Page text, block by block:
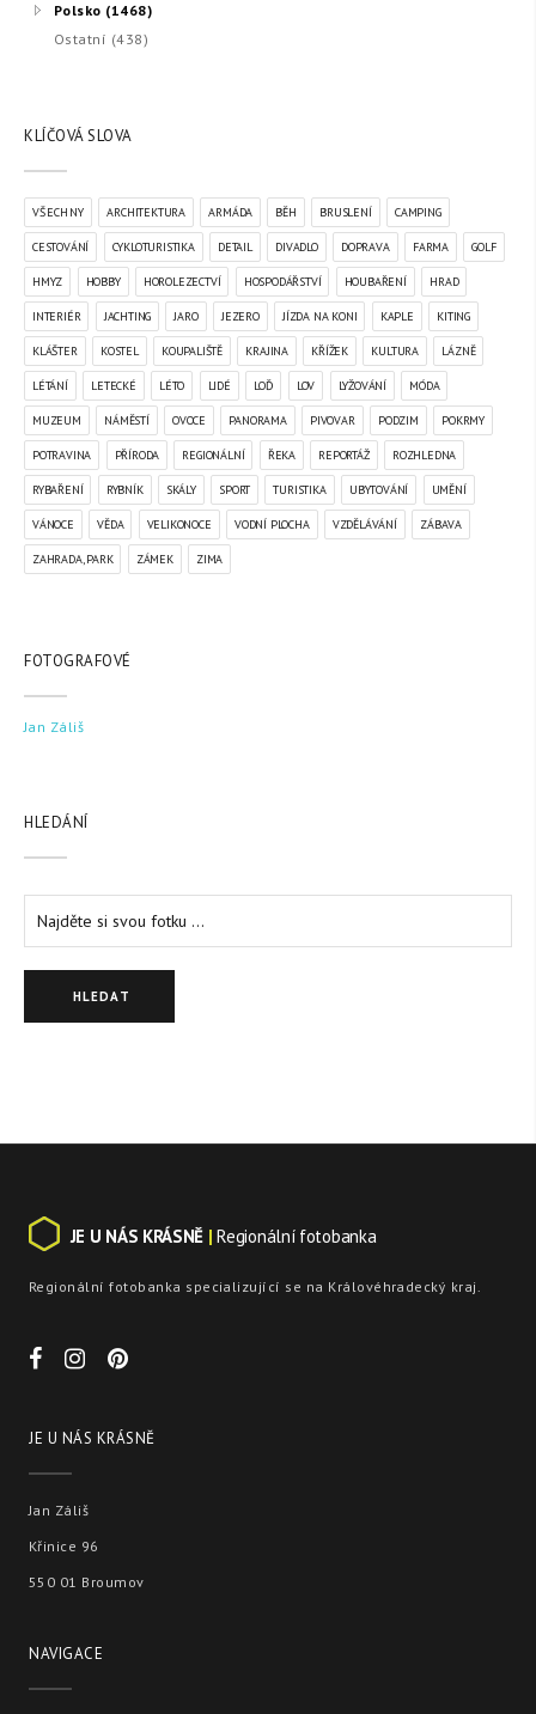
Polsko (1468)
Ostatní (438)
KLÍČOVÁ SLOVA
VŠECHNY ARCHITEKTURA ARMÁDA BĚH BRUSLENÍ CAMPING
CESTOVÁNÍ CYKLOTURISTIKA DETAIL DIVADLO DOPRAVA FARMA GOLF
HMYZ HOBBY HOROLEZECTVÍ HOSPODÁŘSTVÍ HOUBAŘENÍ HRAD
INTERIÉR JACHTING JARO JEZERO JÍZDA NA KONI KAPLE KITING
KLÁŠTER KOSTEL KOUPALIŠTĚ KRAJINA KŘÍŽEK KULTURA LÁZNĚ
LÉTÁNÍ LETECKÉ LÉTO LIDÉ LOĎ LOV LYŽOVÁNÍ MÓDA
MUZEUM NÁMĚSTÍ OVOCE PANORAMA PIVOVAR PODZIM POKRMY
POTRAVINA PŘÍRODA REGIONÁLNÍ ŘEKA REPORTÁŽ ROZHLEDNA
RYBAŘENÍ RYBNÍK SKÁLY SPORT TURISTIKA UBYTOVÁNÍ UMĚNÍ
VÁNOCE VĚDA VELIKONOCE VODNÍ PLOCHA VZDĚLÁVÁNÍ ZÁBAVA
ZAHRADA, PARK ZÁMEK ZIMA
FOTOGRAFOVÉ
Jan Záliš
HLEDÁNÍ
JE U NÁS KRÁSNĚ | Regionální fotobanka
Regionální fotobanka specializující se na Královéhradecký kraj.
JE U NÁS KRÁSNĚ
Jan Záliš
Křinice 96
550 01 Broumov
NAVIGACE